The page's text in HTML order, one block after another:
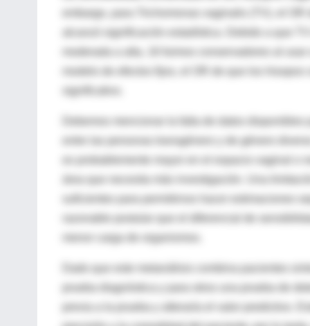
embargo, para Trichomonas vaginalis (TV), el
alcanzó significación estadística. Debido a que
significativo.
entre las personas transgénero y de género
es probablemente mayor en el espacio vaginal
área que necesita más investigación. Una
menor carga de organismos.
prueba diagnóstica y para otros una prueba de